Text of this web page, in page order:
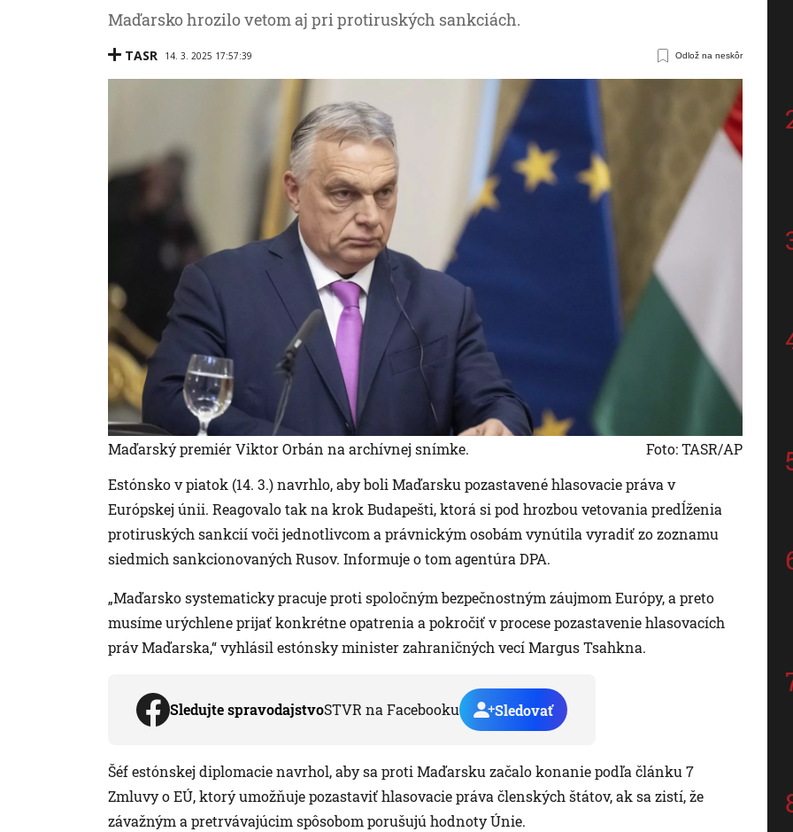
Maďarsko hrozilo vetom aj pri protiruských sankciách.
TASR 14. 3. 2025 17:57:39 Odlož na neskôr
Maďarský premiér Viktor Orbán na archívnej snímke.
Foto: TASR/AP
Estónsko v piatok (14. 3.) navrhlo, aby boli Maďarsku pozastavené hlasovacie práva v
Európskej únii. Reagovalo tak na krok Budapešti, ktorá si pod hrozbou vetovania predĺženia
protiruských sankcií voči jednotlivcom a právnickým osobám vynútila vyradiť zo zoznamu
siedmich sankcionovaných Rusov. Informuje o tom agentúra DPA.
„Maďarsko systematicky pracuje proti spoločným bezpečnostným záujmom Európy, a preto
musíme urýchlene prijať konkrétne opatrenia a pokročiť v procese pozastavenie hlasovacích
práv Maďarska,“ vyhlásil estónsky minister zahraničných vecí Margus Tsahkna.
Sledujte spravodajstvoSTVR na Facebooku Sledovať
Šéf estónskej diplomacie navrhol, aby sa proti Maďarsku začalo konanie podľa článku 7
Zmluvy o EÚ, ktorý umožňuje pozastaviť hlasovacie práva členských štátov, ak sa zistí, že
závažným a pretrvávajúcim spôsobom porušujú hodnoty Únie.